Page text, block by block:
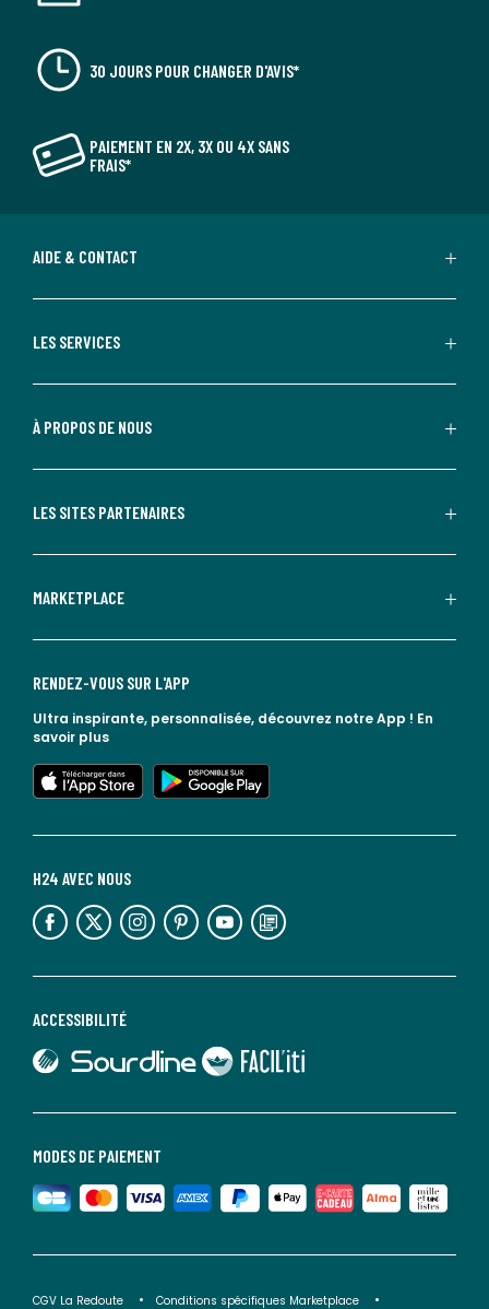
30 JOURS POUR CHANGER D'AVIS*
PAIEMENT EN 2X, 3X OU 4X SANS
FRAIS*
AIDE & CONTACT
LES SERVICES
À PROPOS DE NOUS
LES SITES PARTENAIRES
MARKETPLACE
MODES DE PAIEMENT
ACCESSIBILITÉ
lien vers Sourdline
lien vers Faciliti
H24 AVEC NOUS
lien vers l'espace réseaux sociaux lien vers l'espace réseaux sociaux lien vers l'espace réseaux sociaux lien vers l'espace réseaux sociaux lien vers l'espace réseaux sociaux lien vers le blog la redoute
RENDEZ-VOUS SUR L'APP
Ultra inspirante, personnalisée, découvrez notre App ! En
savoir plus
lien vers l'app store
lien vers google play
CGV La Redoute Conditions spécifiques Marketplace